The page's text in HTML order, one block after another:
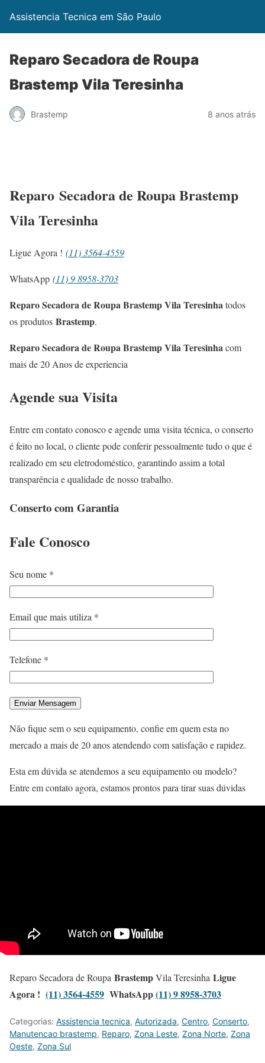
Assistencia Tecnica em São Paulo
Reparo Secadora de Roupa
Brastemp Vila Teresinha
Brastemp 8 anos atrás
Reparo Secadora de Roupa Brastemp
Vila Teresinha
Ligue Agora ! (11) 3564-4559
WhatsApp (11) 9 8958-3703
Reparo Secadora de Roupa Brastemp Vila Teresinhatodos
os produtos Brastemp.
Reparo Secadora de Roupa Brastemp Vila Teresinhacom
mais de 20 Anos de experiencia
Agende sua Visita
Entre em contato conosco e agende uma visita técnica, o conserto
é feito no local, o cliente pode conferir pessoalmente tudo o que é
realizado em seu eletrodoméstico, garantindo assim a total
transparência e qualidade de nosso trabalho.
Conserto com Garantia
Fale Conosco
Seu nome *
Email que mais utiliza *
Telefone *
Não fique sem o seu equipamento, confie em quem esta no
mercado a mais de 20 anos atendendo com satisfação e rapidez.
Esta em dúvida se atendemos a seu equipamento ou modelo?
Entre em contato agora, estamos prontos para tirar suas dúvidas
Reparo Secadora de Roupa BrastempVila Teresinha Ligue
Agora ! (11) 3564-4559 WhatsApp(11) 9 8958-3703
Categorias: Assistencia tecnica, Autorizada, Centro, Conserto,
Manutencao brastemp, Reparo, Zona Leste, Zona Norte, Zona
Oeste, Zona Sul